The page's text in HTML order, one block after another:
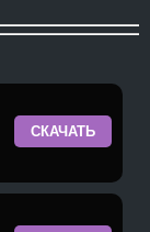
СКАЧАТЬ